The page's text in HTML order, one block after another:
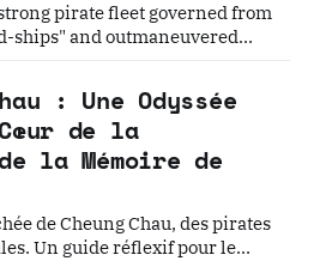
pirate fleet governed from
ships" and outmaneuvered
: Une Odyssée
de la
la Mémoire de
de Cheung Chau, des pirates
Un guide réflexif pour le